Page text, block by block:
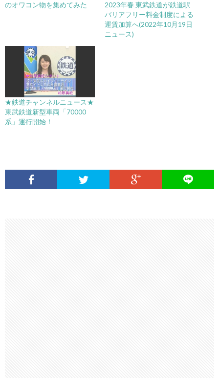
のオワコン物を集めてみた
2023年春 東武鉄道が鉄道駅
バリアフリー料金制度による
運賃加算へ(2022年10月19日
ニュース)
★鉄道チャンネルニュース★
東武鉄道新型車両「70000
系」運行開始！